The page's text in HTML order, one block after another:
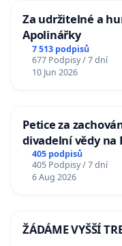
Za udržitelné a
Apolinářky
7 513 podpisů
677 Podpisy / 7 dní
10 Jun 2026
Petice za
divadelní vědy na
405 podpisů
405 Podpisy / 7 dní
6 Aug 2026
ŽÁDÁME VYŠŠÍ